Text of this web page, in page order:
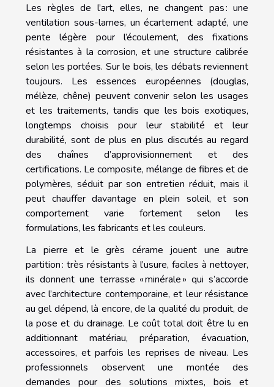
Les règles de l’art, elles, ne changent pas : une
ventilation sous-lames, un écartement adapté, une
pente légère pour l’écoulement, des fixations
résistantes à la corrosion, et une structure calibrée
selon les portées. Sur le bois, les débats reviennent
toujours. Les essences européennes (douglas,
mélèze, chêne) peuvent convenir selon les usages
et les traitements, tandis que les bois exotiques,
longtemps choisis pour leur stabilité et leur
durabilité, sont de plus en plus discutés au regard
des chaînes d’approvisionnement et des
certifications. Le composite, mélange de fibres et de
polymères, séduit par son entretien réduit, mais il
peut chauffer davantage en plein soleil, et son
comportement varie fortement selon les
formulations, les fabricants et les couleurs.
La pierre et le grès cérame jouent une autre
partition : très résistants à l’usure, faciles à nettoyer,
ils donnent une terrasse « minérale » qui s’accorde
avec l’architecture contemporaine, et leur résistance
au gel dépend, là encore, de la qualité du produit, de
la pose et du drainage. Le coût total doit être lu en
additionnant matériau, préparation, évacuation,
accessoires, et parfois les reprises de niveau. Les
professionnels observent une montée des
demandes pour des solutions mixtes, bois et